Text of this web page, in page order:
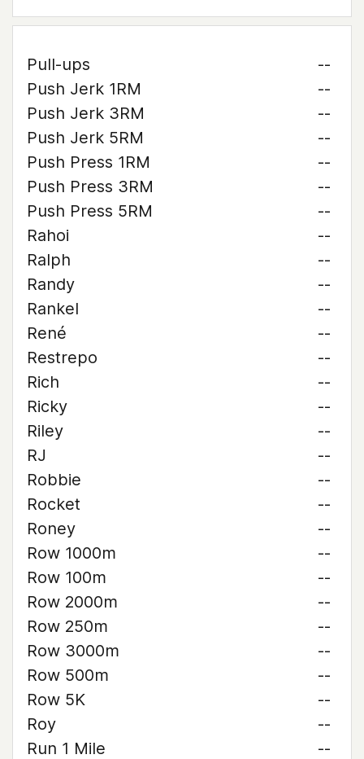
Pull-ups
--
Push Jerk 1RM
--
Push Jerk 3RM
--
Push Jerk 5RM
--
Push Press 1RM
--
Push Press 3RM
--
Push Press 5RM
--
Rahoi
--
Ralph
--
Randy
--
Rankel
--
René
--
Restrepo
--
Rich
--
Ricky
--
Riley
--
RJ
--
Robbie
--
Rocket
--
Roney
--
Row 1000m
--
Row 100m
--
Row 2000m
--
Row 250m
--
Row 3000m
--
Row 500m
--
Row 5K
--
Roy
--
Run 1 Mile
--